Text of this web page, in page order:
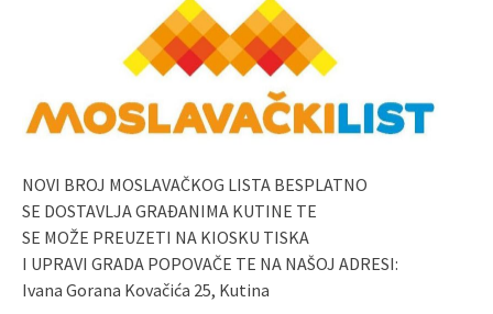
NOVI BROJ MOSLAVAČKOG LISTA BESPLATNO
SE DOSTAVLJA GRAĐANIMA KUTINE TE
SE MOŽE PREUZETI NA KIOSKU TISKA
I UPRAVI GRADA POPOVAČE TE NA NAŠOJ ADRESI:
Ivana Gorana Kovačića 25, Kutina